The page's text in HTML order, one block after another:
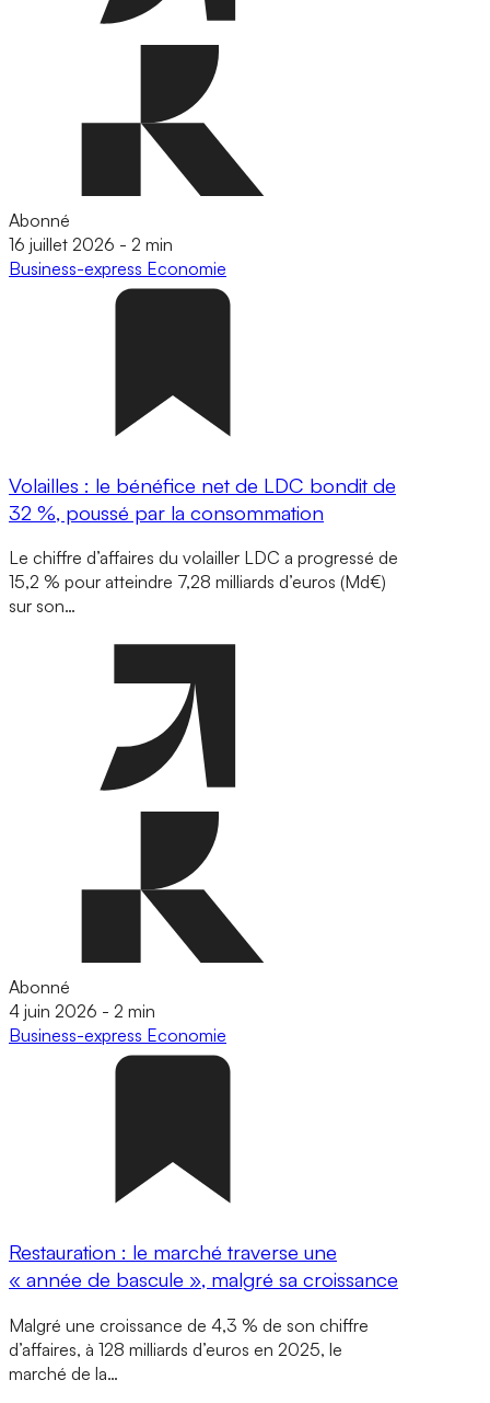
Abonné
16 juillet 2026 - 2 min
Business-express Economie
Volailles : le bénéfice net de LDC bondit de
32 %, poussé par la consommation
Le chiffre d’affaires du volailler LDC a progressé de
15,2 % pour atteindre 7,28 milliards d’euros (Md€)
sur son…
Abonné
4 juin 2026 - 2 min
Business-express Economie
Restauration : le marché traverse une
« année de bascule », malgré sa croissance
Malgré une croissance de 4,3 % de son chiffre
d’affaires, à 128 milliards d’euros en 2025, le
marché de la…